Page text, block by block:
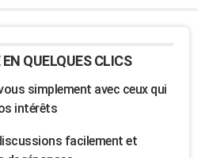
QUELQUES CLICS
simplement avec ceux qui
intérêts
facilement et